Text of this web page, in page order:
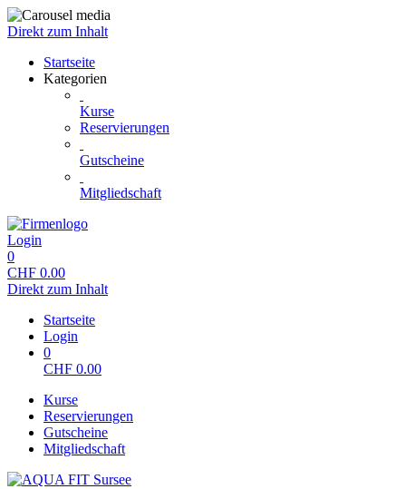
Direkt zum Inhalt
Startseite
Kategorien
Kurse
Reservierungen
Gutscheine
Mitgliedschaft
Login
0
CHF 0.00
Direkt zum Inhalt
Startseite
Login
0
CHF 0.00
Kurse
Reservierungen
Gutscheine
Mitgliedschaft